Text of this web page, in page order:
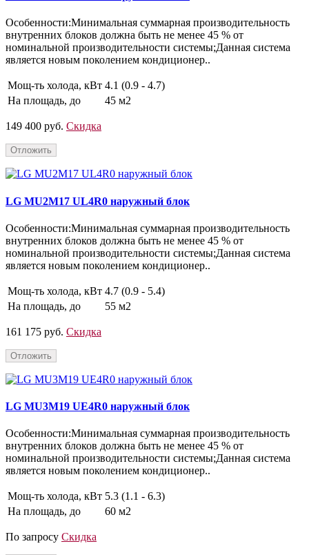
Особенности:Минимальная суммарная производительность
внутренних блоков должна быть не менее 45 % от
номинальной производительности системы;Данная система
является новым поколением кондиционер..
Мощ-ть холода, кВт 4.1 (0.9 - 4.7)
На площадь, до
45 м2
149 400 руб. Скидка
Отложить
LG MU2M17 UL4R0 наружный блок
Особенности:Минимальная суммарная производительность
внутренних блоков должна быть не менее 45 % от
номинальной производительности системы;Данная система
является новым поколением кондиционер..
Мощ-ть холода, кВт 4.7 (0.9 - 5.4)
На площадь, до
55 м2
161 175 руб. Скидка
Отложить
LG MU3M19 UE4R0 наружный блок
Особенности:Минимальная суммарная производительность
внутренних блоков должна быть не менее 45 % от
номинальной производительности системы;Данная система
является новым поколением кондиционер..
Мощ-ть холода, кВт 5.3 (1.1 - 6.3)
На площадь, до
60 м2
По запросу Скидка